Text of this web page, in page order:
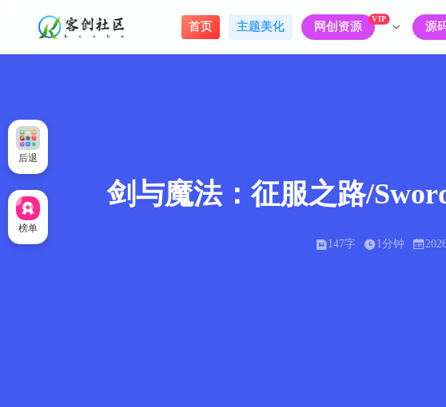
剑与魔法：征服之路/
147字 1分钟
首页 主题美化 网创资源
VIP
源
后退
榜单